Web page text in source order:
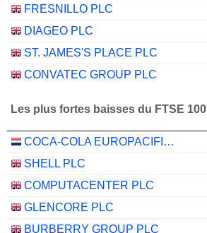
FRESNILLO PLC
DIAGEO PLC
ST. JAMES'S PLACE PLC
CONVATEC GROUP PLC
Les plus fortes baisses du FTSE 100
COCA-COLA EUROPACIFIC PARTNERS PLC
SHELL PLC
COMPUTACENTER PLC
GLENCORE PLC
BURBERRY GROUP PLC